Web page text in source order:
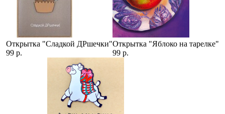
Открытка "Сладкой ДРшечки"
99 р.
Открытка "Яблоко на тарелке"
99 р.